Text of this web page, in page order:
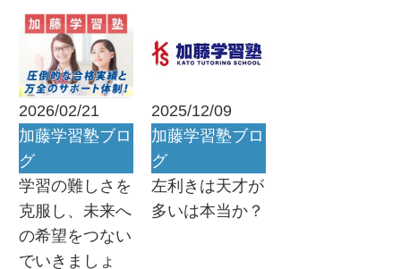
2026/02/21
加藤学習塾ブロ
グ
学習の難しさを
克服し、未来へ
の希望をつない
でいきましょ
2025/12/09
加藤学習塾ブロ
グ
左利きは天才が
多いは本当か？